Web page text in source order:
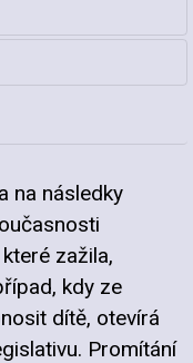
na následky
zažila,
kdy ze
dítě, otevírá
Promítání